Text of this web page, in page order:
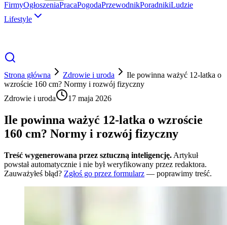
FirmyOgłoszeniaPracaPogodaPrzewodnikPoradnikiLudzie
Lifestyle
Strona główna Zdrowie i uroda
Ile powinna ważyć 12-latka o
wzroście 160 cm? Normy i rozwój fizyczny
Zdrowie i uroda
17 maja 2026
Ile powinna ważyć 12-latka o wzroście
160 cm? Normy i rozwój fizyczny
Treść wygenerowana przez sztuczną inteligencję. Artykuł
powstał automatycznie i nie był weryfikowany przez redaktora.
Zauważyłeś błąd? Zgłoś go przez formularz — poprawimy treść.